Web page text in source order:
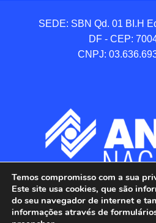
SEDE: SBN Qd. 01 BI.H
DF - CEP:
CNPJ:
Temos compromisso com a sua
Este site usa cookies, que são
do seu navegador de internet e
informações através de